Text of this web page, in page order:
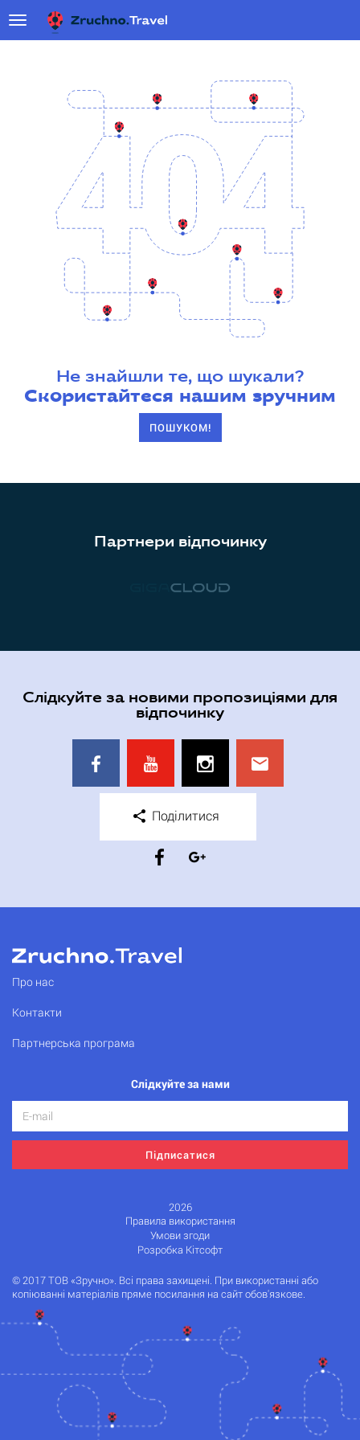
Не знайшли те, що шукали?
Скористайтеся нашим зручним
ПОШУКОМ!
Партнери відпочинку
Слідкуйте за новими пропозиціями для
відпочинку
Поділитися
Про нас
Контакти
Партнерська програма
Слідкуйте за нами
Підписатися
2026
Правила використання
Умови згоди
Розробка Кітсофт
© 2017 ТОВ «Зручно». Всі права захищені. При використанні або
копіюванні матеріалів пряме посилання на сайт обов'язкове.